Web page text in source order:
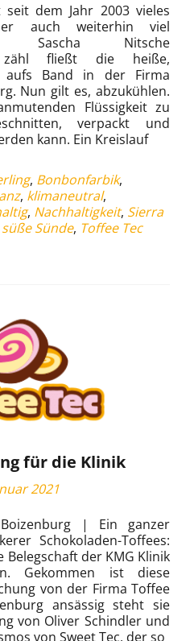
dem Jahr 2003 vieles
auch weiterhin viel
Sascha Nitsche
zähl fließt die heiße,
aufs Band in der Firma
Nun gilt es, abzukühlen.
Flüssigkeit zu
verpackt und
kann. Ein Kreislauf
, Bonbonfarbik,
, klimaneutral,
, Nachhaltigkeit, Sierra
süße Sünde, Toffee Tec
für die Klinik
2021
| Ein ganzer
Schokoladen-Toffees:
der KMG Klinik
Gekommen ist diese
von der Firma Toffee
ansässig steht sie
von Oliver Schindler und
von Sweet Tec, der so